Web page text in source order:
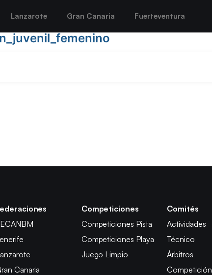
Lanzarote Gran Canaria Fuerteventura
Canaria
Competiciones
Competiciones Pista
Competiciones Playa
Juego Limpio
Comités
Actividades
Técnico
Árbitros
Competición